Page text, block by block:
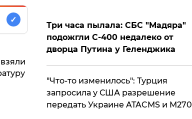
✓
Три часа пылала: СБС "Мадяра"
подожгли С-400 недалеко от
дворца Путина у Геленджика
​"Что-то изменилось": Турция
запросила у США разрешение
передать Украине ATACMS и M270